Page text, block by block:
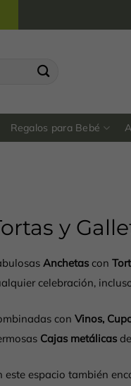
Regalos para Bebé
y
Anchetas con
celebración,
conVinos,
Cajas metálicas
este espacio también